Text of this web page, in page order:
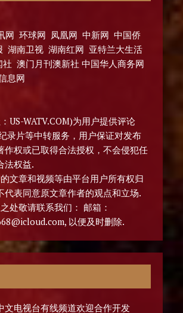
环球网 凤凰网 中新网 中国侨
湖南卫视 湖南红网 亚特兰大生活
澳门月刊澳新社 中国华人商务网
息网
US-WATV.COM)为用户提供评论
录片等中转服务，用户保证对发布
作权或已取得合法授权，不会侵犯任
法权益.
文章和视频等由平台用户所有权归
代表同意原文章作者的观点和立场.
处敬请联系我们： 邮箱：
以便及时删除.
文电视台有线频道欢迎合作开发